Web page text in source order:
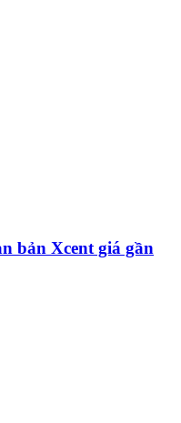
bản Xcent giá gần